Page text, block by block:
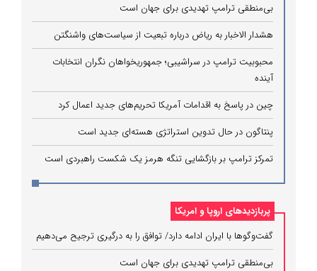
بی‌منطقی ترامپ تهدیدی برای جهان است
هشدار الاخبار به ریاض درباره تبعیت از سیاست‌های واشنگتن
محبوبیت ترامپ در سراشیبی؛ جمهوریخواهان نگران انتخابات
آینده
چین در پاسخ به اقدامات آمریکا تحریم‌های جدید اعمال کرد
پنتاگون در حال تدوین استراتژی هسته‌ای جدید است
تمرکز ترامپ بر بازگشایی تنگه هرمز یک شکست راهبردی است
پربازدیدهای اروپا و امریکا
گفت‌وگوها با ایران ادامه دارد/ توافق را به درگیری ترجیح می‌دهیم
بی‌منطقی ترامپ تهدیدی برای جهان است